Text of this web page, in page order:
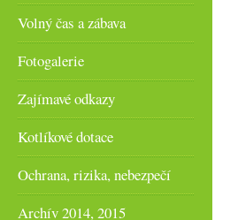
Volný čas a zábava
Fotogalerie
Zajímavé odkazy
Kotlíkové dotace
Ochrana, rizika, nebezpečí
Archív 2014, 2015